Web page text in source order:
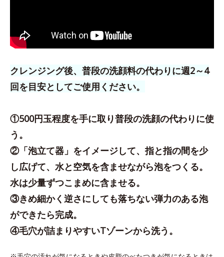
クレンジング後、普段の洗顔料の代わりに週2～4
回を目安としてご使用ください。
①500円玉程度を手に取り普段の洗顔の代わりに使
う。
②「泡立て器」をイメージして、指と指の間を少
し広げて、水と空気を含ませながら泡をつくる。
水は少量ずつこまめに含ませる。
③きめ細かく逆さにしても落ちない弾力のある泡
ができたら完成。
④毛穴が詰まりやすいTゾーンから洗う。